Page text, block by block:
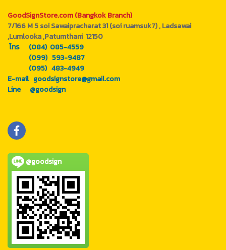
GoodSignStore.com (Bangkok Branch)
7/166 M 5 soi Sawaipracharat 31 (soi ruamsuk7) , Ladsawai
,Lumlooka ,Patumthani 12150
โทร (084) 085-4559
(099) 593-9487
(095) 483-4949
E-mail goodsignstore@gmail.com
Line @goodsign
@goodsign